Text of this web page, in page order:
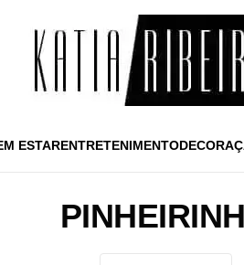
ESTARENTRETENIMENTO